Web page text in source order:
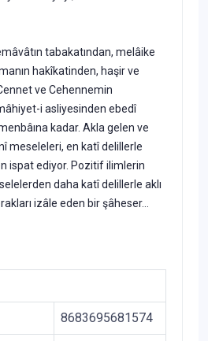
tabakatından, melâike
hakîkatinden, haşir ve
ve Cehennemin
i asliyesinden ebedî
kadar. Akla gelen ve
meseleleri, en katî delillerle
ispat ediyor. Pozitif ilimlerin
daha katî delillerle aklı
izâle eden bir şâheser...
8683695681574